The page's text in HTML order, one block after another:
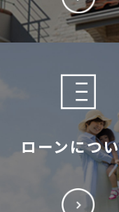
ローンにつ